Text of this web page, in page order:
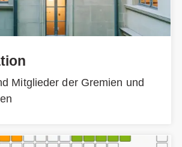
Mitglieder der Gremien und